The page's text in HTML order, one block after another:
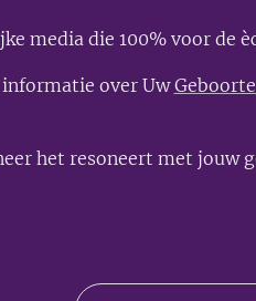
media die 100% voor de
over Uw
het resoneert met jouw